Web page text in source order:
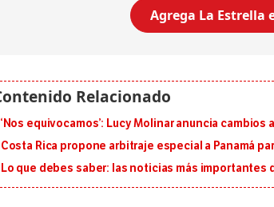
Agrega La Estrella
‘Nos equivocamos’: Lucy Molinar anuncia
Costa Rica propone arbitraje especial a Panamá
Lo que debes saber: las noticias más importantes